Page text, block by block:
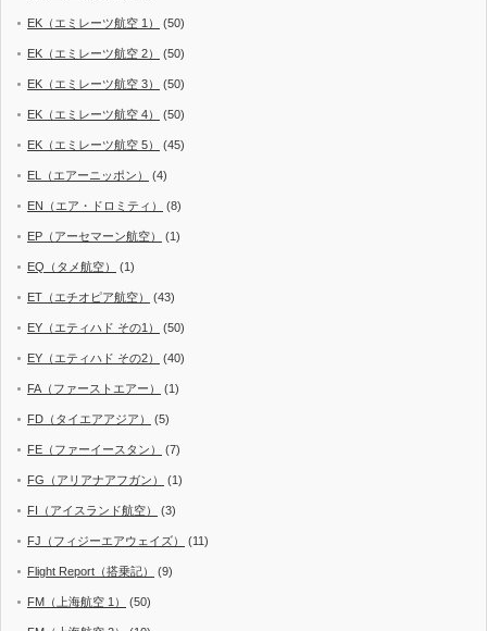
EK（エミレーツ航空 1） (50)
EK（エミレーツ航空 2） (50)
EK（エミレーツ航空 3） (50)
EK（エミレーツ航空 4） (50)
EK（エミレーツ航空 5） (45)
EL（エアーニッポン） (4)
EN（エア・ドロミティ） (8)
EP（アーセマーン航空） (1)
EQ（タメ航空） (1)
ET（エチオピア航空） (43)
EY（エティハド その1） (50)
EY（エティハド その2） (40)
FA（ファーストエアー） (1)
FD（タイエアアジア） (5)
FE（ファーイースタン） (7)
FG（アリアナアフガン） (1)
FI（アイスランド航空） (3)
FJ（フィジーエアウェイズ） (11)
Flight Report（搭乗記） (9)
FM（上海航空 1） (50)